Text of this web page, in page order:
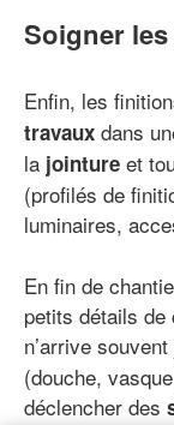
Soigner
Enfin, les
travaux dans
la jointure et
(profilés de
luminaires,
En fin de
petits détails
n’arrive
(douche,
déclencher des